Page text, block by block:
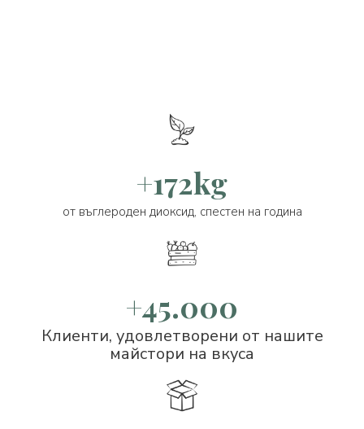
+172kg
от въглероден диоксид, спестен на година
+45.000
Клиенти, удовлетворени от нашите
майстори на вкуса